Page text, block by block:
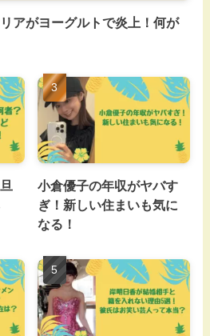
アがヨーグルトで炎上！何が
小倉優子の年収がヤバす
ぎ！新しい住まいも気に
なる！